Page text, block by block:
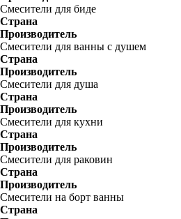
Смесители для биде
Страна
Производитель
Смесители для ванны с душем
Страна
Производитель
Смесители для душа
Страна
Производитель
Смесители для кухни
Страна
Производитель
Смесители для раковин
Страна
Производитель
Смесители на борт ванны
Страна